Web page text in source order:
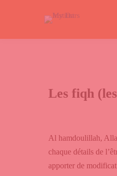
Les fiqh
Al hamdoulillah,
chaque détails de
apporter de